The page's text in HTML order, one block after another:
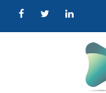
facebooktwitterlinkedin